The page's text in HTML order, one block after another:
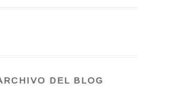
DEL BLOG